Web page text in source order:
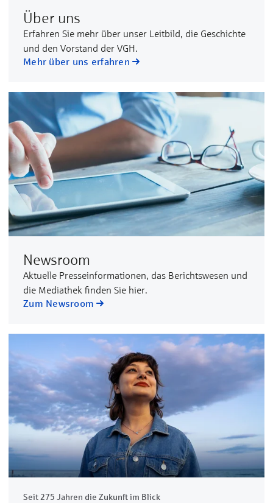
Über uns
Erfahren Sie mehr über unser Leitbild, die Geschichte
und den Vorstand der VGH.
Mehr über uns erfahren
Newsroom
Aktuelle Presseinformationen, das Berichtswesen und
die Mediathek finden Sie hier.
Zum Newsroom
Seit 275 Jahren die Zukunft im Blick